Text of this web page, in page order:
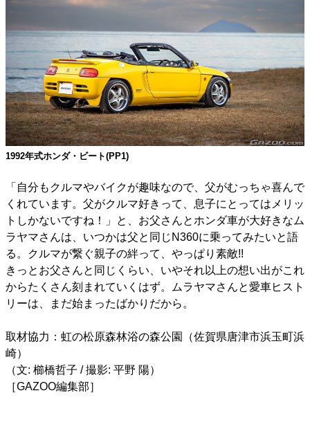
1992年式ホンダ・ビート(PP1)
「自分もクルマやバイクが趣味なので、父がむっちゃ喜んで
くれています。父がクルマ好きって、息子にとってはメリッ
トしかないですね！」と、お父さんとホンダ車が大好きなム
ラヤマさんは、いつかは父と同じN360に乗ってみたいと語
る。クルマが繋ぐ親子の絆って、やっぱり素敵!!
きっとお父さんと同じくらい、いやそれ以上の想い出がこれ
からたくさん刻まれていくはず。ムラヤマさんと愛車ヒスト
リーは、まだ始まったばかりだから。
取材協力：虹の松原森林浴の森公園（佐賀県唐津市浜玉町浜
崎）
（文: 櫛橋哲子 / 撮影: 平野 陽）
［GAZOO編集部］